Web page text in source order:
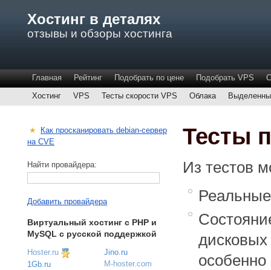
Хостинг в деталях
отзывы и обзоры хостинга
Главная Рейтинг Подобрать по цене Подобрать VPS
Хостинг
VPS Тесты скорости VPS Облака
Тесты
Из тестов
особенно
★ Как просканировать debian-сервер
на CVE
Найти провайдера:
Добавить провайдера
Виртуальный хостинг c PHP и
MySQL с русской поддержкой
Hoster.ru
1Gb.ru
Jino.ru
M-hoster.com